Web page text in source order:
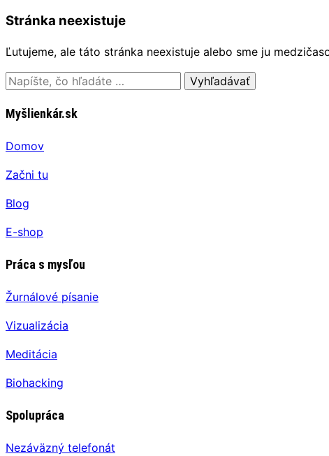
Stránka neexistuje
Ľutujeme, ale táto stránka neexistuje alebo sme ju
Myšlienkár.sk
Domov
Začni tu
Blog
E-shop
Práca s mysľou
Žurnálové písanie
Vizualizácia
Meditácia
Biohacking
Spolupráca
Nezáväzný telefonát